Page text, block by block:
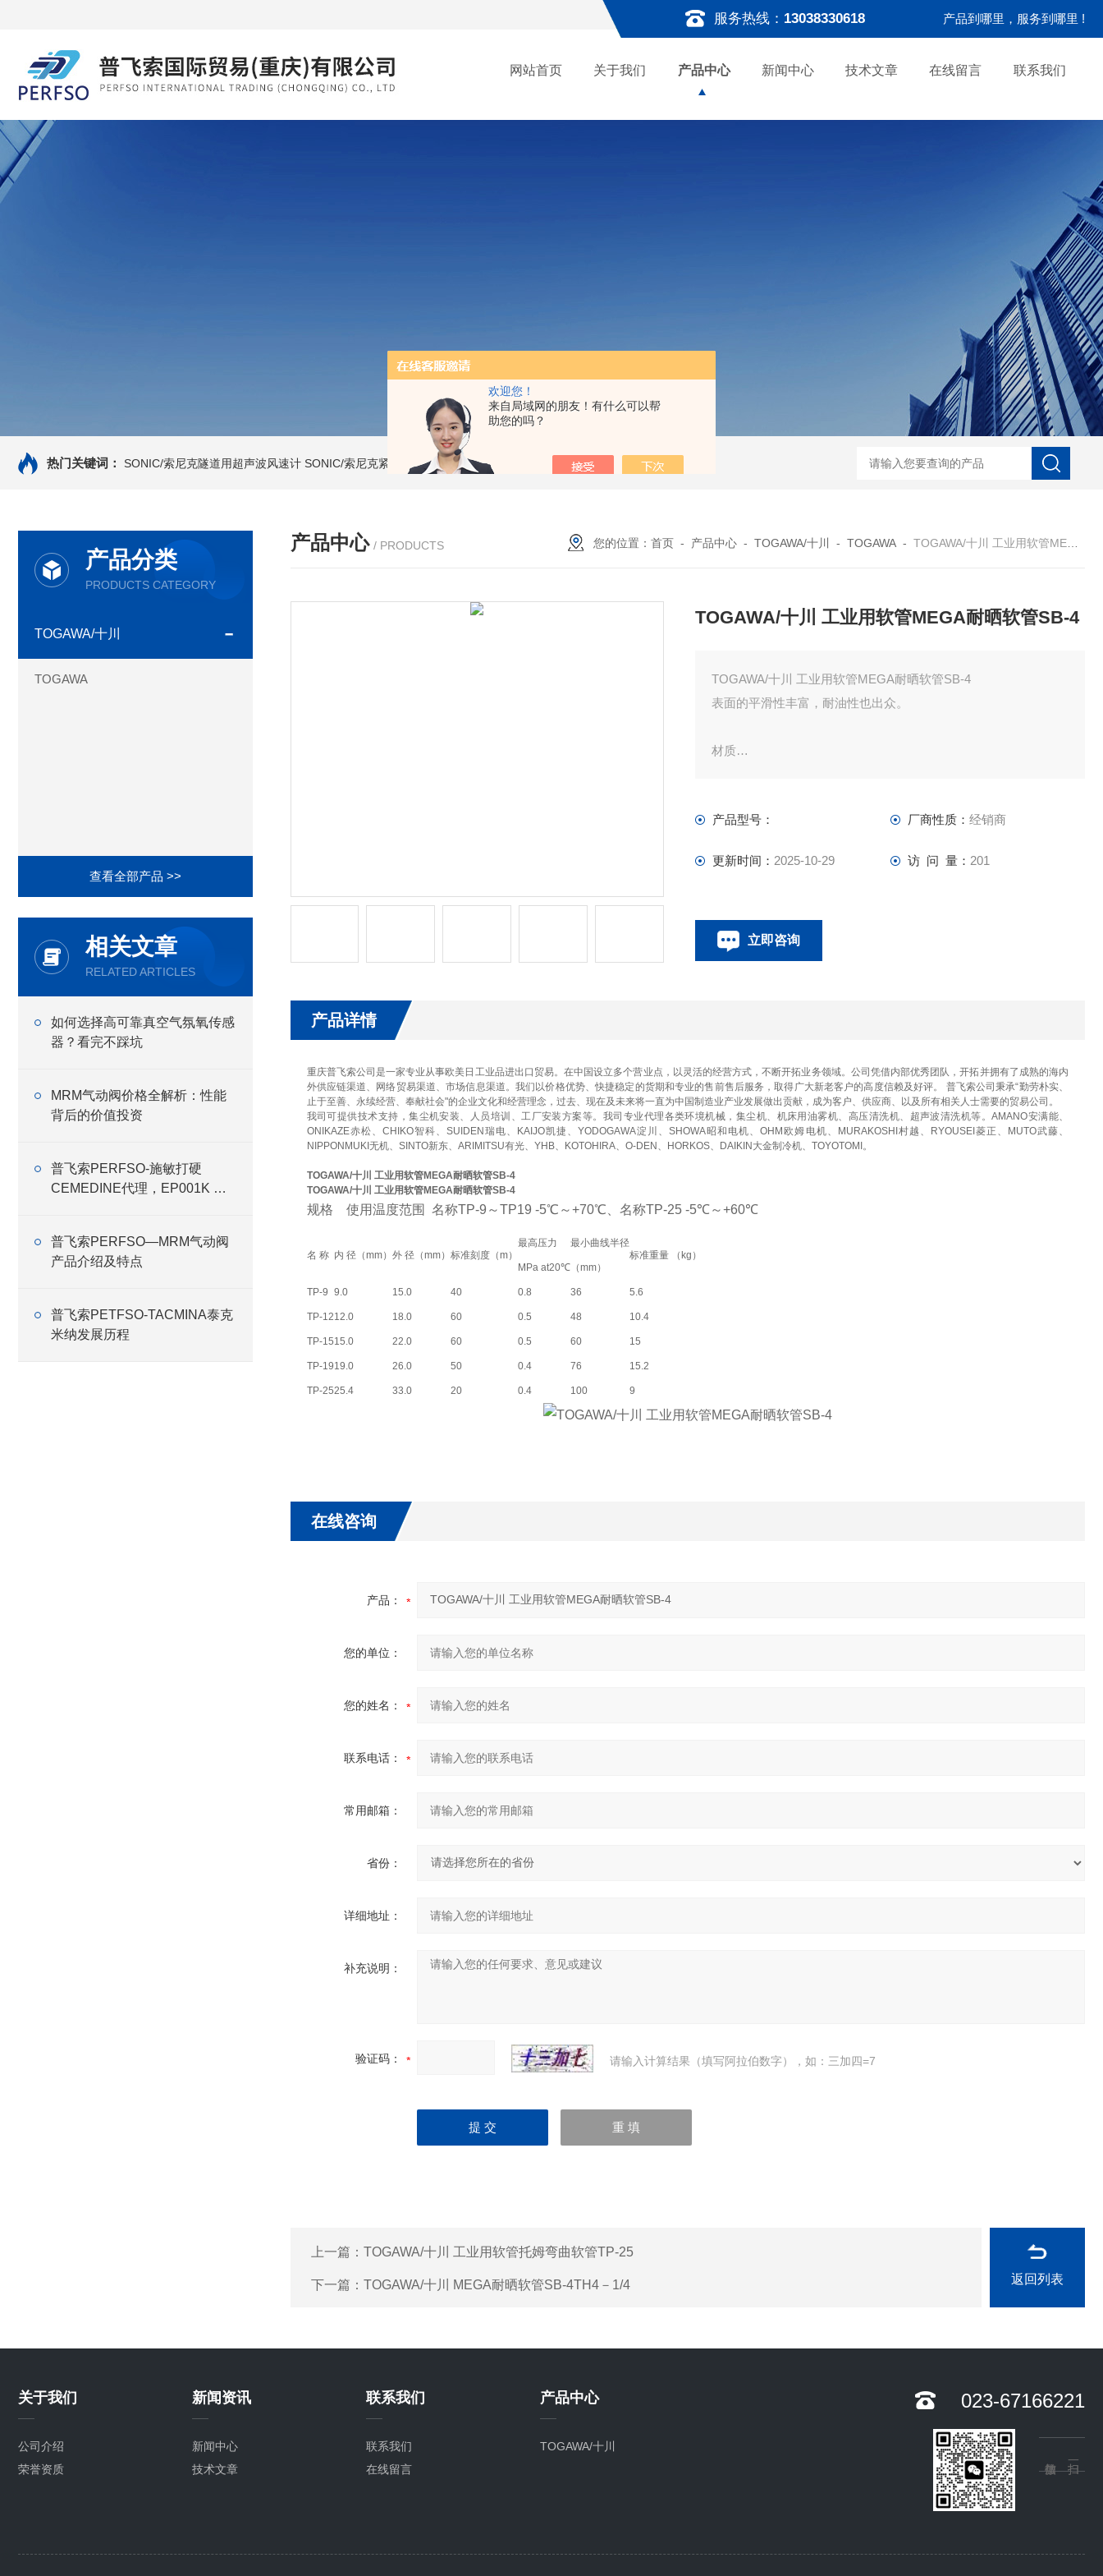
欢迎您！
来自局域网的朋友！有什么可以帮
助您的吗？
服务热线： 13038330618 产品到哪里，服务到哪里 !
网站首页 关于我们 产品中心 新闻中心 技术文章 在线留言 联系我们
热门关键词： SONIC/索尼克隧道用超声波风速计 SONIC/索尼克紧凑型液体流量计 NACG-7-E-O-25日本无机 酸性气体去除化学滤芯 NECS-7-E-B-25日本无机 酸性气体去除化学滤芯 NECS-7-E-A-25日本无
产品分类
PRODUCTS CATEGORY
TOGAWA/十川
TOGAWA
查看全部产品 >>
相关文章
RELATED ARTICLES
如何选择高可靠真空气氛氧传感
器？看完不踩坑
MRM气动阀价格全解析：性能
背后的价值投资
普飞索PERFSO-施敏打硬
CEMEDINE代理，EP001K 胶
普飞索PERFSO—MRM气动阀
产品介绍及特点
普飞索PETFSO-TACMINA泰克
米纳发展历程
产品中心 / PRODUCTS 您的位置：首页 - 产品中心 -TOGAWA/十川 -TOGAWA -TOGAWA/十川 工业用软管MEGA耐晒软管SB-4
TOGAWA/十川 工业用软管MEGA耐晒软管SB-4
TOGAWA/十川 工业用软管MEGA耐晒软管SB-4
表面的平滑性丰富，耐油性也出众。
材质
用于工作机械、印刷机、成型机、各种工厂配管。（也可以用于
特点
产品型号： 厂商性质： 经销商
更新时间： 2025-10-29 访 问 量： 201
立即咨询
产品详情
重庆普飞索公司是一家专业从事欧美日工业品进出口贸易。在中国设立多个营业点，以灵活的经营方式，不断开拓业务领域。公司凭借内部优秀团队，开拓并拥有了成熟的海内
外供应链渠道、网络贸易渠道、市场信息渠道。我们以价格优势、快捷稳定的货期和专业的售前售后服务，取得广大新老客户的高度信赖及好评。 普飞索公司秉承“勤劳朴实、
止于至善、永续经营、奉献社会"的企业文化和经营理念，过去、现在及未来将一直为中国制造业产业发展做出贡献，成为客户、供应商、以及所有相关人士需要的贸易公司。
我司可提供技术支持，集尘机安装、人员培训、工厂安装方案等。我司专业代理各类环境机械，集尘机、机床用油雾机、高压清洗机、超声波清洗机等。AMANO安满能、
ONIKAZE赤松、CHIKO智科、SUIDEN瑞电、KAIJO凯捷、YODOGAWA淀川、SHOWA昭和电机、OHM 欧姆电机、MURAKOSHI村越、RYOUSEI菱正、MUTO武藤、
NIPPONMUKI无机、SINTO新东、 ARIMITSU有光、YHB、KOTOHIRA、O-DEN、HORKOS、DAIKIN大金制冷机、TOYOTOMI。
TOGAWA/十川 工业用软管MEGA耐晒软管SB-4
TOGAWA/十川 工业用软管MEGA耐晒软管SB-4
规格 使用温度范围 名称TP-9～TP19 -5℃～+70℃、名称TP-25 -5℃～+60℃
名 称 内 径（mm） 外 径（mm） 标准刻度（m）
最高压力
MPa at20℃
最小曲线半径
（mm）
标准重量 （kg）
TP-9 9.0 15.0 40 0.8 36 5.6
TP-1212.0 18.0 60 0.5 48 10.4
TP-1515.0 22.0 60 0.5 60 15
TP-1919.0 26.0 50 0.4 76 15.2
TP-2525.4 33.0 20 0.4 100 9
在线咨询
产品：
您的单位：
您的姓名：
联系电话：
常用邮箱：
省份：
详细地址：
补充说明：
验证码： 请输入计算结果（填写阿拉伯数字），如：三加四=7
上一篇： TOGAWA/十川 工业用软管托姆弯曲软管TP-25
下一篇： TOGAWA/十川 MEGA耐晒软管SB-4TH4－1/4 返回列表
关于我们
公司介绍
荣誉资质
新闻资讯
新闻中心
技术文章
联系我们
联系我们
在线留言
产品中心
TOGAWA/十川
023-67166221